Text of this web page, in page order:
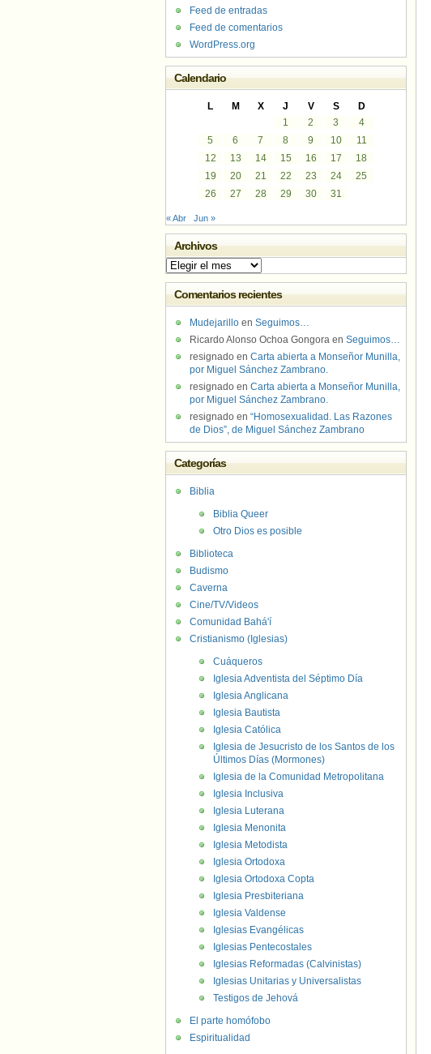
Feed de entradas
Feed de comentarios
WordPress.org
Calendario
L M X J V S
D
1
2 3
4
5
6 7 8 9 10
11
12
13 14 15 16 17
18
19
20 21 22 23 24
25
26
27 28 29 30 31
« Abr Jun »
Archivos
Archivos
Comentarios recientes
Mudejarillo en Seguimos…
Ricardo Alonso Ochoa Gongora en Seguimos…
resignado en Carta abierta a Monseñor Munilla,
por Miguel Sánchez Zambrano.
resignado en Carta abierta a Monseñor Munilla,
por Miguel Sánchez Zambrano.
resignado en “Homosexualidad. Las Razones
de Dios”, de Miguel Sánchez Zambrano
Categorías
Biblia
Biblia Queer
Otro Dios es posible
Biblioteca
Budismo
Caverna
Cine/TV/Videos
Comunidad Bahá'í
Cristianismo (Iglesias)
Cuáqueros
Iglesia Adventista del Séptimo Día
Iglesia Anglicana
Iglesia Bautista
Iglesia Católica
Iglesia de Jesucristo de los Santos de los
Últimos Días (Mormones)
Iglesia de la Comunidad Metropolitana
Iglesia Inclusiva
Iglesia Luterana
Iglesia Menonita
Iglesia Metodista
Iglesia Ortodoxa
Iglesia Ortodoxa Copta
Iglesia Presbiteriana
Iglesia Valdense
Iglesias Evangélicas
Iglesias Pentecostales
Iglesias Reformadas (Calvinistas)
Iglesias Unitarias y Universalistas
Testigos de Jehová
El parte homófobo
Espiritualidad